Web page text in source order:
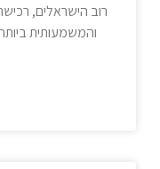
רוב הישראלים,
והמשמעותית